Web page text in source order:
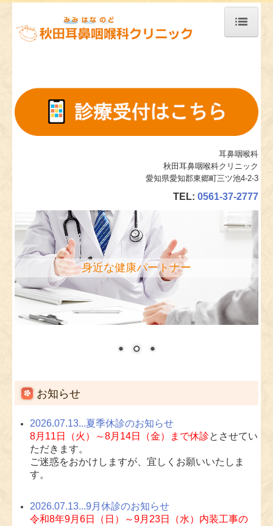
診療案内
施設、設備など
耳鼻咽喉科
秋田耳鼻咽喉科クリニック
愛知県愛知郡東郷町三ツ池4-2-3
TEL: 0561-37-2777
身近な健康パートナー
お知らせ
2026.07.13...夏季休診のお知らせ
8月11日（火）～8月14日（金）まで休診とさせてい
ただきます。
ご迷惑をおかけしますが、宜しくお願いいたしま
す。
2026.07.13...9月休診のお知らせ
令和8年9月6日（日）～9月23日（水）内装工事の